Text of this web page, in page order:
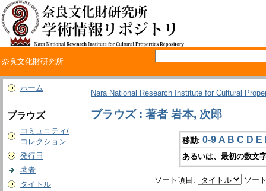
奈良文化財研究所
ホーム
ブラウズ
コミュニティ/
コレクション
発行日
著者
タイトル
Nara National Research Institute for Cultural
ブラウズ : 著者 岩本, 次郎
移動: 0-9 A B C D E
あるいは、最初の数文
ソート項目: ソー